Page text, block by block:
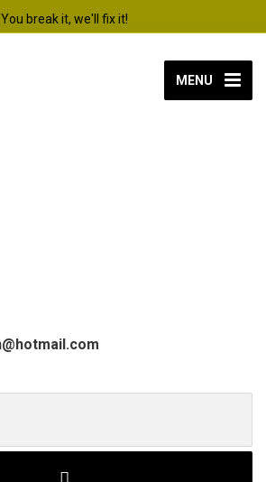
You break it, we'll fix it!
MENU